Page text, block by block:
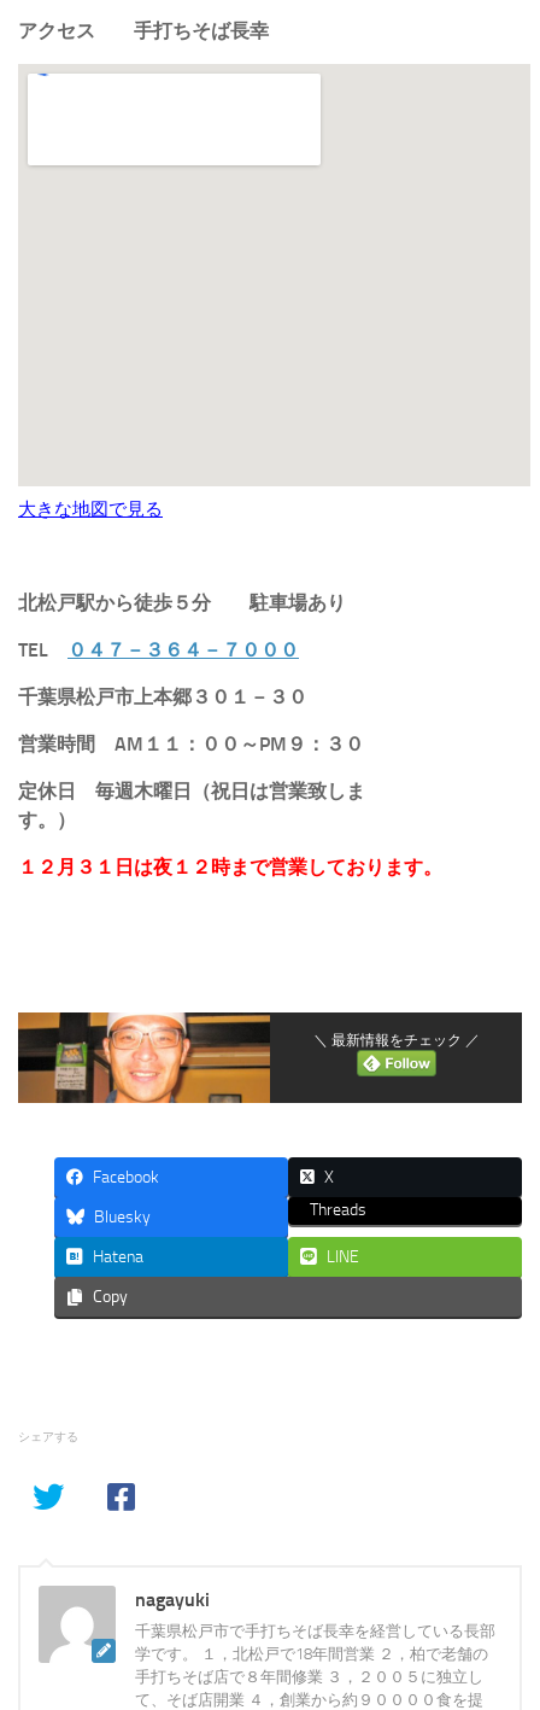
アクセス 手打ちそば長幸
大きな地図で見る
北松戸駅から徒歩５分 駐車場あり
TEL ０４７－３６４－７０００
千葉県松戸市上本郷３０１－３０
営業時間 AM１１：００～PM９：３０
定休日 毎週木曜日（祝日は営業致しま
す。）
１２月３１日は夜１２時まで営業しております。
＼ 最新情報をチェック ／
Facebook X
Bluesky Threads
Hatena LINE
Copy
シェアする
nagayuki
千葉県松戸市で手打ちそば長幸を経営している長部
学です。 １，北松戸で18年間営業 ２，柏で老舗の
手打ちそば店で８年間修業 ３，２００５に独立し
て、そば店開業 ４，創業から約９００００食を提